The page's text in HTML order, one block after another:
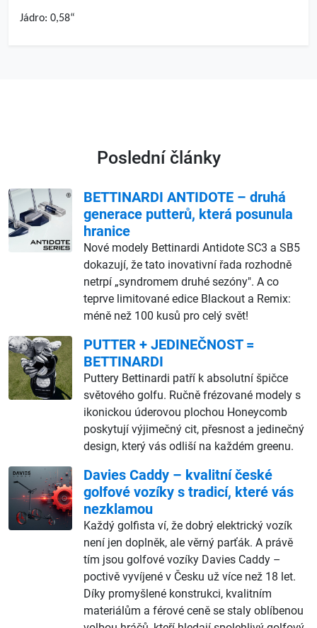
Jádro: 0,58“
Poslední články
BETTINARDI ANTIDOTE – druhá
generace putterů, která posunula
hranice
Nové modely Bettinardi Antidote SC3 a SB5
dokazují, že tato inovativní řada rozhodně
netrpí „syndromem druhé sezóny". A co
teprve limitované edice Blackout a Remix:
méně než 100 kusů pro celý svět!
PUTTER + JEDINEČNOST =
BETTINARDI
Puttery Bettinardi patří k absolutní špičce
světového golfu. Ručně frézované modely s
ikonickou úderovou plochou Honeycomb
poskytují výjimečný cit, přesnost a jedinečný
design, který vás odliší na každém greenu.
Davies Caddy – kvalitní české
golfové vozíky s tradicí, které vás
nezklamou
Každý golfista ví, že dobrý elektrický vozík
není jen doplněk, ale věrný parťák. A právě
tím jsou golfové vozíky Davies Caddy –
poctivě vyvíjené v Česku už více než 18 let.
Díky promyšlené konstrukci, kvalitním
materiálům a férové ceně se staly oblíbenou